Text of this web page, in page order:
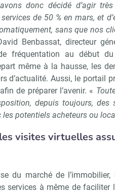
donc décidé d’agir
de 50 % en mars, et
sans que nos
Benbassat, directeur
fréquentation au début
même à la hausse, les
d’actualité. Aussi, le portail
de préparer l’avenir. «
depuis toujours, des
potentiels acheteurs ou
visites virtuelles
du marché de l’immobilier,
services à même de faciliter